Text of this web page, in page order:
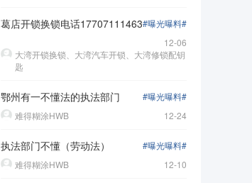
葛店开锁换锁电话17707111463#曝光曝料#
12-06
大湾开锁换锁、大湾汽车开锁、大湾修锁配钥
匙
鄂州有一不懂法的执法部门
#曝光曝料#
12-24
难得糊涂HWB
执法部门不懂（劳动法）
#曝光曝料#
12-10
难得糊涂HWB